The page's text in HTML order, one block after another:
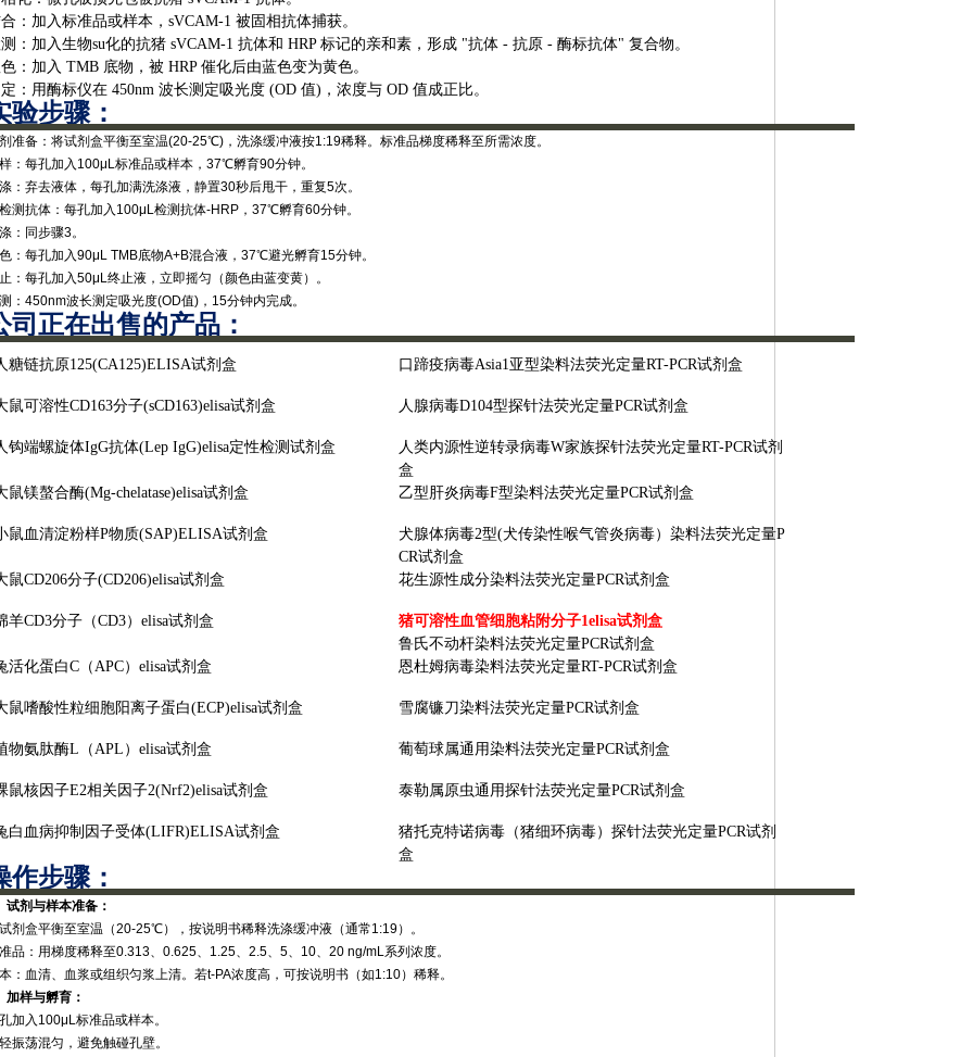
：加入标准品或样本， sVCAM-1 被固相抗体捕获。
：加入生物su化的抗猪 sVCAM-1 抗体和 HRP 标记的亲和素，形成 "抗体 - 抗原 - 酶标抗体" 复合物。
：加入 TMB 底物，被 HRP 催化后由蓝色变为黄色。
：用酶标仪在 450nm 波长测定吸光度 (OD 值)，浓度与 OD 值成正比。
验步骤‌：
准备‌：将试剂盒平衡至室温(20-25℃)，洗涤缓冲液按1:19稀释。标准品梯度稀释至所需浓度。
：每孔加入100μL标准品或样本，37℃孵育90分钟。
：弃去液体，每孔加满洗涤液，静置30秒后甩干，重复5次。
测抗体‌：每孔加入100μL检测抗体-HRP，37℃孵育60分钟。
：同步骤3。
：每孔加入90μL TMB底物A+B混合液，37℃避光孵育15分钟。
：每孔加入50μL终止液，立即摇匀（颜色由蓝变黄）。
：450nm波长测定吸光度(OD值)，15分钟内完成。
司正在出售的产品：
糖链抗原125(CA125)ELISA试剂盒 口蹄疫病毒Asia1亚型染料法荧光定量RT-PCR试剂盒
鼠可溶性CD163分子(sCD163)elisa试剂盒 人腺病毒D104型探针法荧光定量PCR试剂盒
钩端螺旋体IgG抗体(Lep IgG)elisa定性检测试剂盒 人类内源性逆转录病毒W家族探针法荧光定量RT-PCR试剂
盒
鼠镁螯合酶(Mg-chelatase)elisa试剂盒 乙型肝炎病毒F型染料法荧光定量PCR试剂盒
鼠血清淀粉样P物质(SAP)ELISA试剂盒 犬腺体病毒2型(犬传染性喉气管炎病毒）染料法荧光定量P
CR试剂盒
鼠CD206分子(CD206)elisa试剂盒 花生源性成分染料法荧光定量PCR试剂盒
羊CD3分子（CD3）elisa试剂盒 猪可溶性血管细胞粘附分子1elisa试剂盒
鲁氏不动杆染料法荧光定量PCR试剂盒
活化蛋白C（APC）elisa试剂盒 恩杜姆病毒染料法荧光定量RT-PCR试剂盒
鼠嗜酸性粒细胞阳离子蛋白(ECP)elisa试剂盒 雪腐镰刀染料法荧光定量PCR试剂盒
物氨肽酶L（APL）elisa试剂盒 葡萄球属通用染料法荧光定量PCR试剂盒
鼠核因子E2相关因子2(Nrf2)elisa试剂盒 泰勒属原虫通用探针法荧光定量PCR试剂盒
白血病抑制因子受体(LIFR)ELISA试剂盒 猪托克特诺病毒（猪细环病毒）探针法荧光定量PCR试剂
盒
作步骤‌：
试剂与样本准备‌：
剂盒平衡至室温（20-25℃），按说明书稀释洗涤缓冲液（通常1:19）。
品‌：用梯度稀释至0.313、0.625、1.25、2.5、5、10、20 ng/mL系列浓度。
：血清、血浆或组织匀浆上清。若t-PA浓度高，可按说明书（如1:10）稀释。
加样与孵育‌：
加入100μL标准品或样本。
振荡混匀，避免触碰孔壁。